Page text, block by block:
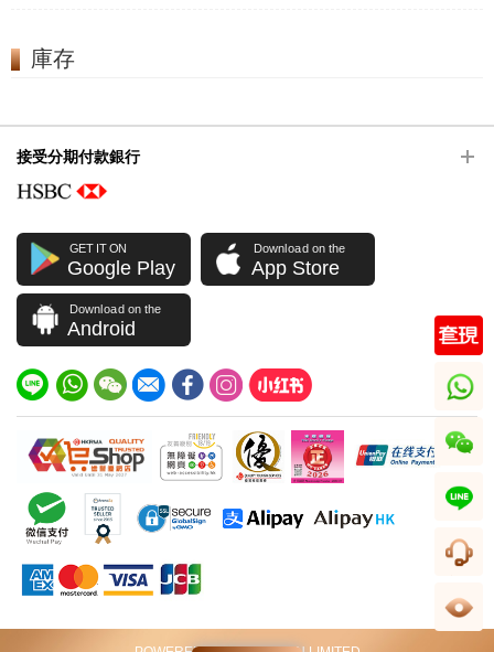
庫存
接受分期付款銀行
GET IT ON
Google Play
Download on the
App Store
Download on the
Android
whatsapp